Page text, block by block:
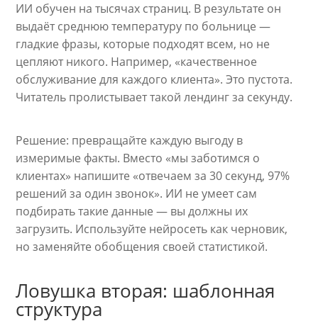
ИИ обучен на тысячах страниц. В результате он
выдаёт среднюю температуру по больнице —
гладкие фразы, которые подходят всем, но не
цепляют никого. Например, «качественное
обслуживание для каждого клиента». Это пустота.
Читатель пролистывает такой лендинг за секунду.
Решение: превращайте каждую выгоду в
измеримые факты. Вместо «мы заботимся о
клиентах» напишите «отвечаем за 30 секунд, 97%
решений за один звонок». ИИ не умеет сам
подбирать такие данные — вы должны их
загрузить. Используйте нейросеть как черновик,
но заменяйте обобщения своей статистикой.
Ловушка вторая: шаблонная
структура